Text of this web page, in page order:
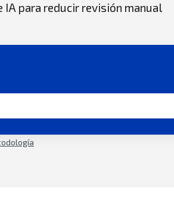
para reducir revisión manual